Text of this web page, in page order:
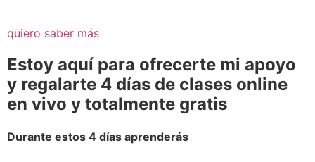
quiero saber más
Estoy aquí para ofrecerte mi apoyo
y regalarte 4 días de clases online
en vivo y totalmente gratis
Durante estos 4 días aprenderás